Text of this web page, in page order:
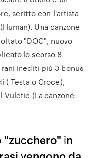
scritto con l'artista
Una canzone
"DOC", nuovo
lo scorso 8
inediti più 3 bonus
( Testa o Croce),
Vuletic (La canzone
"zucchero" in